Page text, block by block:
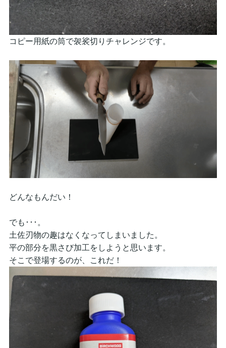
コピー用紙の筒で袈裟切りチャレンジです。
どんなもんだい！
でも･･･。
土佐刃物の趣はなくなってしまいました。
平の部分を黒さび加工をしようと思います。
そこで登場するのが、これだ！